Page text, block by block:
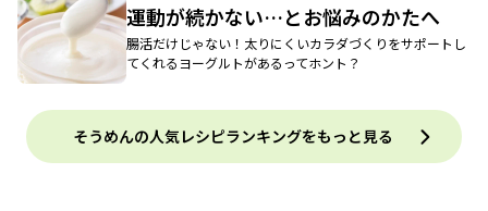
運動が続かない…とお悩みのかたへ
腸活だけじゃない！太りにくいカラダづくりをサポートし
てくれるヨーグルトがあるってホント？
そうめんの人気レシピランキングをもっと見る